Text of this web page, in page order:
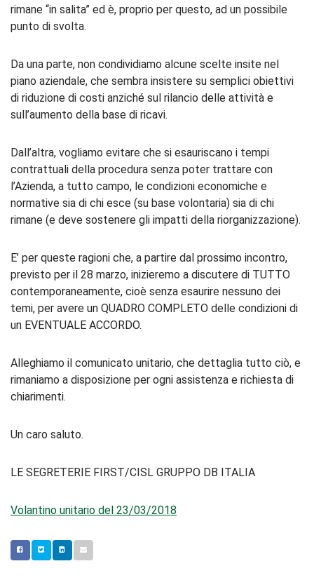
rimane “in salita” ed è, proprio per questo, ad un possibile
punto di svolta.
Da una parte, non condividiamo alcune scelte insite nel
piano aziendale, che sembra insistere su semplici obiettivi
di riduzione di costi anziché sul rilancio delle attività e
sull’aumento della base di ricavi.
Dall’altra, vogliamo evitare che si esauriscano i tempi
contrattuali della procedura senza poter trattare con
l’Azienda, a tutto campo, le condizioni economiche e
normative sia di chi esce (su base volontaria) sia di chi
rimane (e deve sostenere gli impatti della riorganizzazione).
E’ per queste ragioni che, a partire dal prossimo incontro,
previsto per il 28 marzo, inizieremo a discutere di TUTTO
contemporaneamente, cioè senza esaurire nessuno dei
temi, per avere un QUADRO COMPLETO delle condizioni di
un EVENTUALE ACCORDO.
Alleghiamo il comunicato unitario, che dettaglia tutto ciò, e
rimaniamo a disposizione per ogni assistenza e richiesta di
chiarimenti.
Un caro saluto.
LE SEGRETERIE FIRST/CISL GRUPPO DB ITALIA
Volantino unitario del 23/03/2018